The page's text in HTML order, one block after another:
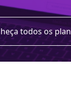
todos os